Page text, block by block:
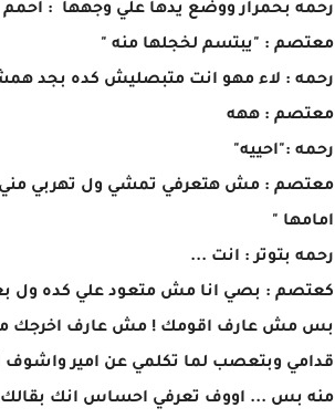
رحمه بحمرار ووضع يدها علي وجهها :
معتصم : "يبتسم لخجلها منه "
رحمه : لاء مهو انت متبصليش كده بجد
معتصم : ههه
رحمه :"احييه"
معتصم : مش هتعرفي تمشي ول تهربي مني
امامها "
رحمه بتوتر : انت ...
كعتصم : بصي انا مش متعود علي كده ول
بس مش عارف اقومك ! مش عارف اخرجك
قدامي وبتعصب لما تكلمي عن امير
منه بس ... اووف تعرفي احساس انك